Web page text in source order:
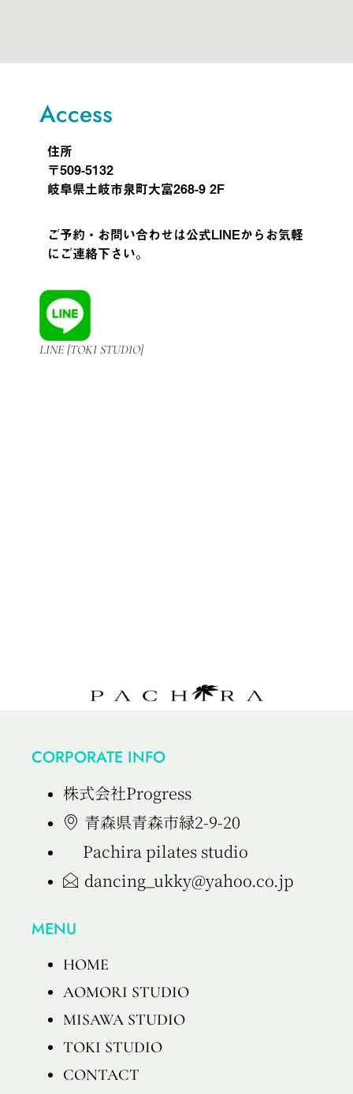
Access
住所
〒509-5132
岐阜県土岐市泉町大富268-9 2F
ご予約・お問い合わせは公式LINEからお気軽
にご連絡下さい。
LINE [TOKI STUDIO]
CORPORATE INFO
株式会社Progress
青森県青森市緑2-9-20
Pachira pilates studio
dancing_ukky@yahoo.co.jp​
MENU
HOME
AOMORI STUDIO
MISAWA STUDIO
TOKI STUDIO
CONTACT